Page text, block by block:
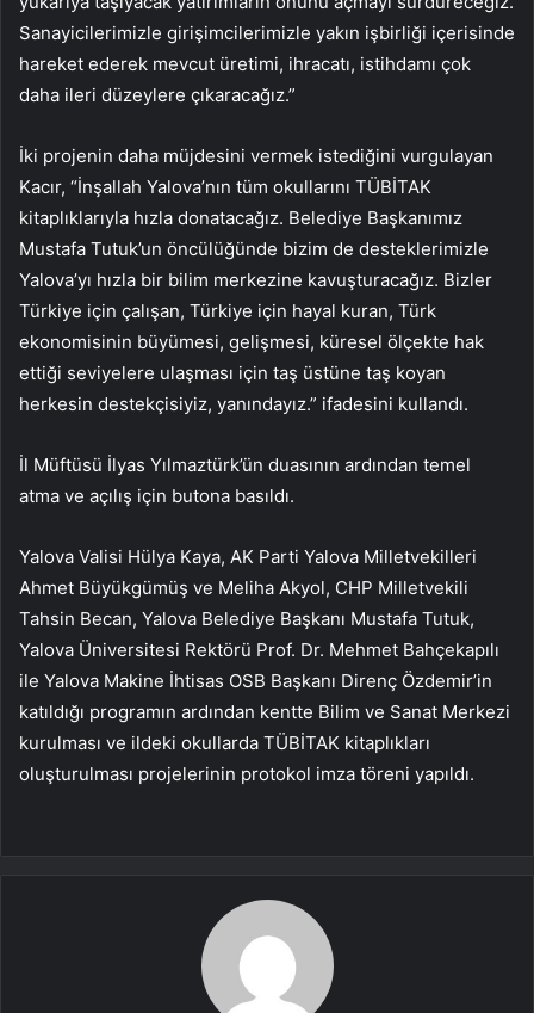
Sanayicilerimizle girişimcilerimizle yakın işbirliği içerisinde
hareket ederek mevcut üretimi, ihracatı, istihdamı çok
daha ileri düzeylere çıkaracağız.”
İki projenin daha müjdesini vermek istediğini vurgulayan
Kacır, “İnşallah Yalova’nın tüm okullarını TÜBİTAK
kitaplıklarıyla hızla donatacağız. Belediye Başkanımız
Mustafa Tutuk’un öncülüğünde bizim de desteklerimizle
Yalova’yı hızla bir bilim merkezine kavuşturacağız. Bizler
Türkiye için çalışan, Türkiye için hayal kuran, Türk
ekonomisinin büyümesi, gelişmesi, küresel ölçekte hak
ettiği seviyelere ulaşması için taş üstüne taş koyan
herkesin destekçisiyiz, yanındayız.” ifadesini kullandı.
İl Müftüsü İlyas Yılmaztürk’ün duasının ardından temel
atma ve açılış için butona basıldı.
Yalova Valisi Hülya Kaya, AK Parti Yalova Milletvekilleri
Ahmet Büyükgümüş ve Meliha Akyol, CHP Milletvekili
Tahsin Becan, Yalova Belediye Başkanı Mustafa Tutuk,
Yalova Üniversitesi Rektörü Prof. Dr. Mehmet Bahçekapılı
ile Yalova Makine İhtisas OSB Başkanı Direnç Özdemir’in
katıldığı programın ardından kentte Bilim ve Sanat Merkezi
kurulması ve ildeki okullarda TÜBİTAK kitaplıkları
oluşturulması projelerinin protokol imza töreni yapıldı.